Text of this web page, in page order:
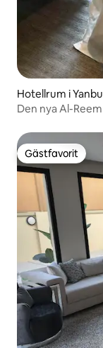
Hotellrum i Yanbu
Den nya Al-Reem
Gästfavorit
Gästfavorit